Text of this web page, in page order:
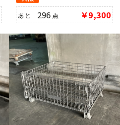
あと 296 点 ￥9,300